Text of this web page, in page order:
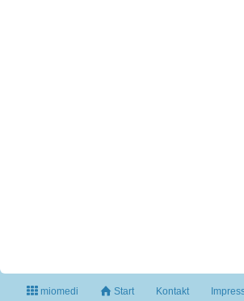
miomedi Start Kontakt